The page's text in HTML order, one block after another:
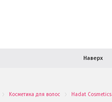
Наверх
Косметика для волос Hadat Cosmetics